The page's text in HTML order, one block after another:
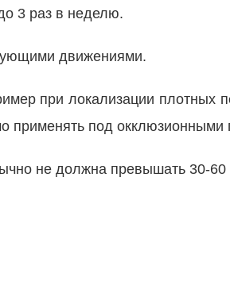
3 раз в неделю.
движениями.
при локализации плотных
применять под окклюзионными
не должна превышать 30-60